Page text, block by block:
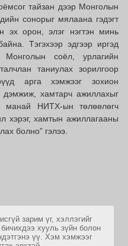
тайзан дээр Монголын
сонорыг мялаана гэдэгт
эх орон, элэг нэгтэн минь
Тэгэхээр эдгээр иргэд
соёл, урлагийн
таниулах зорилгоор
арга хэмжээг зохион
хамтарч ажиллахыг
манай НИТХ-ын төлөөлөгч
хэрэг, хамтын ажиллагааны
болно” гэлээ.
зарим үг, хэллэгийг
хууль зүйн болон
үү. Хэм хэмжээг